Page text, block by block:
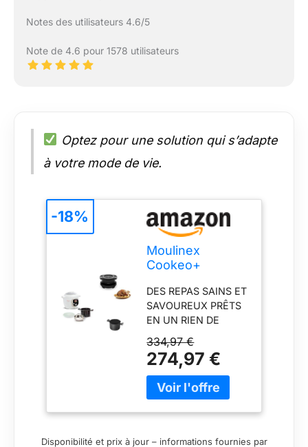
Notes des utilisateurs 4.6/5
Note de 4.6 pour 1578 utilisateurs
Optez pour une solution qui s’adapte
à votre mode de vie.
Moulinex
Cookeo+
intelligent haute
pression + Extra
Crisp Cookeo,
Couvercle air
fryer, Recettes
croustillantes +
Cuve Anti-
Adhésive,
capacité 6 litre
DES REPAS SAINS ET
SAVOUREUX PRÊTS
EN UN RIEN DE
recettes maison à
réaliser en moins de
10 minutes avec le
multicuiseur haute
MyMoulinex UN
334,97 €
274,97 €
-18%
Disponibilité et prix à jour – informations fournies par